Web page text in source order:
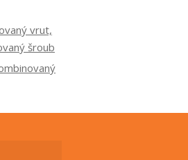
vrut,
šroub